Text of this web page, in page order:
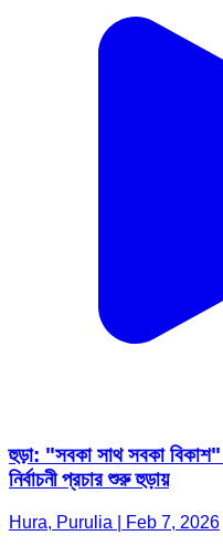
হুড়া: "সবকা সাথ সবকা বিকাশ"
নির্বাচনী প্রচার শুরু হুড়ায়
Hura, Purulia | Feb 7, 2026